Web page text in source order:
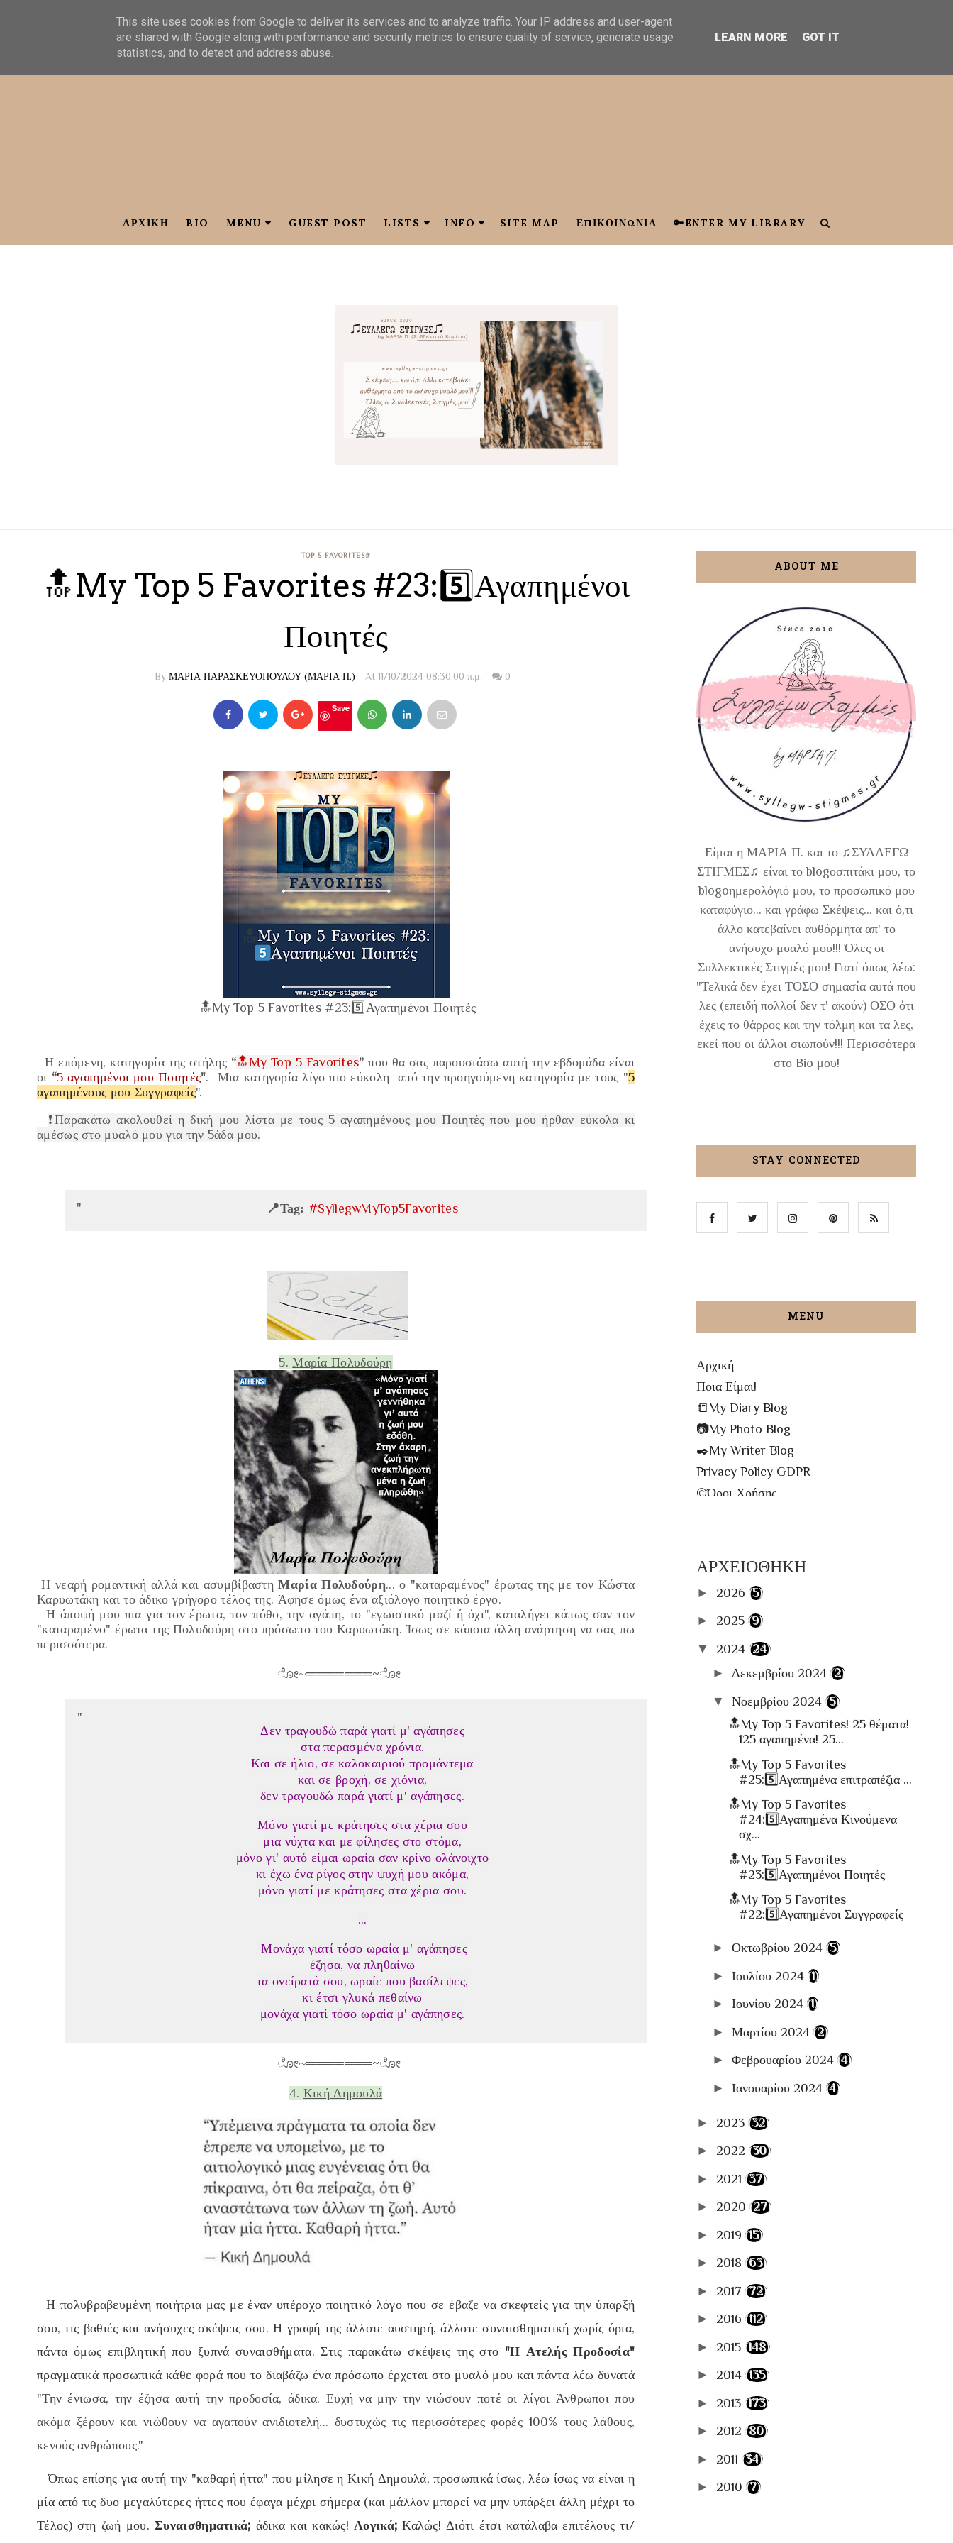
ΑΡΧΙΚΗ BIO MENU GUEST POST LISTS INFO SITE MAP ΕΠΙΚΟΙΝΩΝΙΑ 🔑ENTER MY LIBRARY
TOP 5 FAVORITES#
🔝My Top 5 Favorites #23:5️⃣Αγαπημένοι
Ποιητές
By ΜΑΡΙΑ ΠΑΡΑΣΚΕΥΟΠΟΥΛΟΥ (ΜΑΡΙΑ Π.) At 11/10/2024 08:30:00 π.μ. 0
Save
🔝My Top 5 Favorites #23:5️⃣Αγαπημένοι Ποιητές
Η επόμενη, κατηγορία της στήλης “🔝My Top 5 Favorites” που θα σας παρουσιάσω αυτή την εβδομάδα είναι
οι “5 αγαπημένοι μου Ποιητές". Μια κατηγορία λίγο πιο εύκολη από την προηγούμενη κατηγορία με τους "5
αγαπημένους μου Συγγραφείς".
❗️Παρακάτω ακολουθεί η δική μου λίστα με τους 5 αγαπημένους μου Ποιητές που μου ήρθαν εύκολα κι
αμέσως στο μυαλό μου για την 5άδα μου.
📍Tag: #SyllegwMyTop5Favorites
5.Μαρία Πολυδούρη
Η νεαρή ρομαντική αλλά και ασυμβίβαστηΜαρία Πολυδούρη... ο "καταραμένος" έρωτας της με τον Κώστα
Καρυωτάκη και το άδικο γρήγορο τέλος της. Άφησε όμως ένα αξιόλογο ποιητικό έργο.
Η άποψή μου πια για τον έρωτα, τον πόθο, την αγάπη, το "εγωιστικό μαζί ή όχι", καταλήγει κάπως σαν τον
"καταραμένο" έρωτα της Πολυδούρη στο πρόσωπο του Καρυωτάκη. Ίσως σε κάποια άλλη ανάρτηση να σας πω
περισσότερα.
ೋ~═══════~ೋ
Δεν τραγουδώ παρά γιατί μ' αγάπησες
στα περασμένα χρόνια.
Και σε ήλιο, σε καλοκαιριού προμάντεμα
και σε βροχή, σε χιόνια,
δεν τραγουδώ παρά γιατί μ' αγάπησες.
Μόνο γιατί με κράτησες στα χέρια σου
μια νύχτα και με φίλησες στο στόμα,
μόνο γι' αυτό είμαι ωραία σαν κρίνο ολάνοιχτο
κι έχω ένα ρίγος στην ψυχή μου ακόμα,
μόνο γιατί με κράτησες στα χέρια σου.
...
Μονάχα γιατί τόσο ωραία μ' αγάπησες
έζησα, να πληθαίνω
τα ονείρατά σου, ωραίε που βασίλεψες,
κι έτσι γλυκά πεθαίνω
μονάχα γιατί τόσο ωραία μ' αγάπησες.
ೋ~═══════~ೋ
4. Κική Δημουλά
Η πολυβραβευμένη ποιήτρια μας με έναν υπέροχο ποιητικό λόγο που σε έβαζε να σκεφτείς για την ύπαρξή
σου, τις βαθιές και ανήσυχες σκέψεις σου. Η γραφή της άλλοτε αυστηρή, άλλοτε συναισθηματική χωρίς όρια,
πάντα όμως επιβλητική που ξυπνά συναισθήματα. Στις παρακάτω σκέψεις της στο "Η Ατελής Προδοσία"
πραγματικά προσωπικά κάθε φορά που το διαβάζω ένα πρόσωπο έρχεται στο μυαλό μου και πάντα λέω δυνατά
"Την ένιωσα, την έζησα αυτή την προδοσία, άδικα. Ευχή να μην την νιώσουν ποτέ οι λίγοι Άνθρωποι που
ακόμα ξέρουν και νιώθουν να αγαπούν ανιδιοτελή... δυστυχώς τις περισσότερες φορές 100% τους λάθους,
κενούς ανθρώπους."
Όπως επίσης για αυτή την "καθαρή ήττα" που μίλησε η Κική Δημουλά, προσωπικά ίσως, λέω ίσως να είναι η
μία από τις δυο μεγαλύτερες ήττες που έφαγα μέχρι σήμερα (και μάλλον μπορεί να μην υπάρξει άλλη μέχρι το
Τέλος)στη ζωή μου.Συναισθηματικά; άδικα και κακώς!Λογικά; Καλώς! Διότι έτσι κατάλαβα επιτέλους τι/
ABOUT ME
Είμαι η ΜΑΡΙΑ Π. και το ♫ΣΥΛΛΕΓΩ
ΣΤΙΓΜΕΣ♫ είναι το blogοσπιτάκι μου, το
blogoημερολόγιό μου, το προσωπικό μου
καταφύγιο... και γράφω Σκέψεις... και ό,τι
άλλο κατεβαίνει αυθόρμητα απ' το
ανήσυχο μυαλό μου!!! Όλες οι
Συλλεκτικές Στιγμές μου! Γιατί όπως λέω:
"Τελικά δεν έχει ΤΟΣΟ σημασία αυτά που
λες (επειδή πολλοί δεν τ' ακούν) ΟΣΟ ότι
έχεις το θάρρος και την τόλμη και τα λες,
εκεί που οι άλλοι σιωπούν!!! Περισσότερα
στο Bio μου!
STAY CONNECTED
MENU
Αρχική
Ποια Είμαι!
📒My Diary Blog
📷My Photo Blog
✒️My Writer Blog
Privacy Policy GDPR
©️Όροι Χρήσης
🔑Enter My Library
Στήλες
✏️Συγγράφω
📸Photography
📽Cinema
🍴Food
📚ΒιβλιοΚριτικές
🛫Travel
📋Αρχειοθήκες
ΑΡΧΕΙΟΘΗΚΗ
► 2026 (5)
► 2025 (9)
▼ 2024 (24)
► Δεκεμβρίου 2024 (2)
▼ Νοεμβρίου 2024 (5)
🔝My Top 5 Favorites! 25 θέματα!
125 αγαπημένα! 25...
🔝My Top 5 Favorites
#25:5️⃣Αγαπημένα επιτραπέζια ...
🔝My Top 5 Favorites
#24:5️⃣Αγαπημένα Κινούμενα
σχ...
🔝My Top 5 Favorites
#23:5️⃣Αγαπημένοι Ποιητές
🔝My Top 5 Favorites
#22:5️⃣Αγαπημένοι Συγγραφείς
► Οκτωβρίου 2024 (5)
► Ιουλίου 2024 (1)
► Ιουνίου 2024 (1)
► Μαρτίου 2024 (2)
► Φεβρουαρίου 2024 (4)
► Ιανουαρίου 2024 (4)
► 2023 (32)
► 2022 (30)
► 2021 (37)
► 2020 (27)
► 2019 (15)
► 2018 (63)
► 2017 (72)
► 2016 (112)
► 2015 (148)
► 2014 (135)
► 2013 (173)
► 2012 (80)
► 2011 (34)
► 2010 (7)
This site uses cookies from Google to deliver its services and to analyze traffic. Your IP address and user-agent
are shared with Google along with performance and security metrics to ensure quality of service, generate usage
statistics, and to detect and address abuse.
LEARN MORE GOT IT